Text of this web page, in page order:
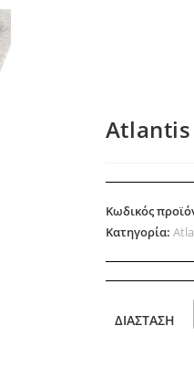
Atlantis
Κωδικός
Κατηγορία:
ΔΙΆΣΤΑΣΗ